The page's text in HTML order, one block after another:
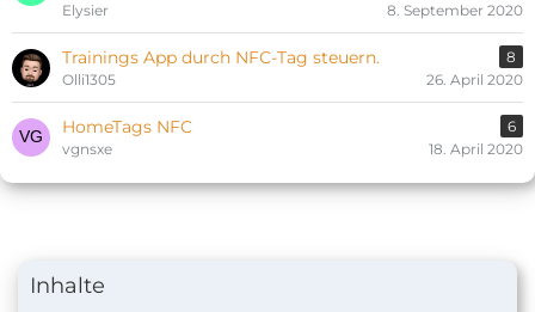
Elysier 8. September 2020
Trainings App durch NFC-Tag steuern.
8
Olli1305
26. April 2020
HomeTags NFC
6
vgnsxe
18. April 2020
Inhalte